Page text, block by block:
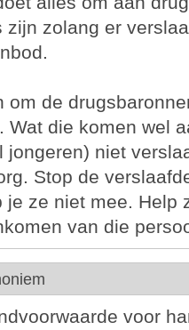
zijn zolang er
om de
Wat die komen wel
jongeren) niet
Stop de
ze niet mee. Help
van die
voor